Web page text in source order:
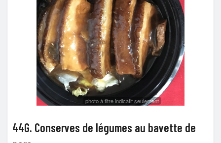
Rechercher
photo à titre indicatif seulement
44G. Conserves de légumes au bavette de